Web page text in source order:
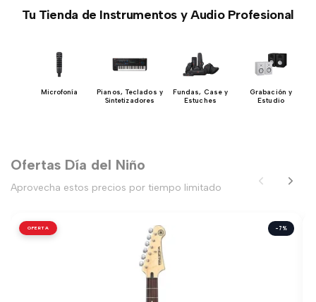
Tu Tienda de Instrumentos y Audio Profesional
Microfonía
Pianos, Teclados y
Sintetizadores
Fundas, Case y
Estuches
Grabación y
Estudio
Ofertas Día del Niño
Aprovecha estos precios por tiempo limitado
OFERTA -7%